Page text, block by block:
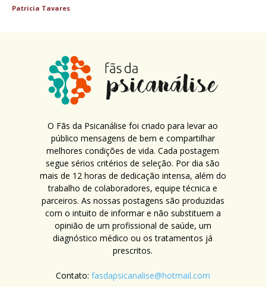
Patricia Tavares
O Fãs da Psicanálise foi criado para levar ao
público mensagens de bem e compartilhar
melhores condições de vida. Cada postagem
segue sérios critérios de seleção. Por dia são
mais de 12 horas de dedicação intensa, além do
trabalho de colaboradores, equipe técnica e
parceiros. As nossas postagens são produzidas
com o intuito de informar e não substituem a
opinião de um profissional de saúde, um
diagnóstico médico ou os tratamentos já
prescritos.
Contato: fasdapsicanalise@hotmail.com